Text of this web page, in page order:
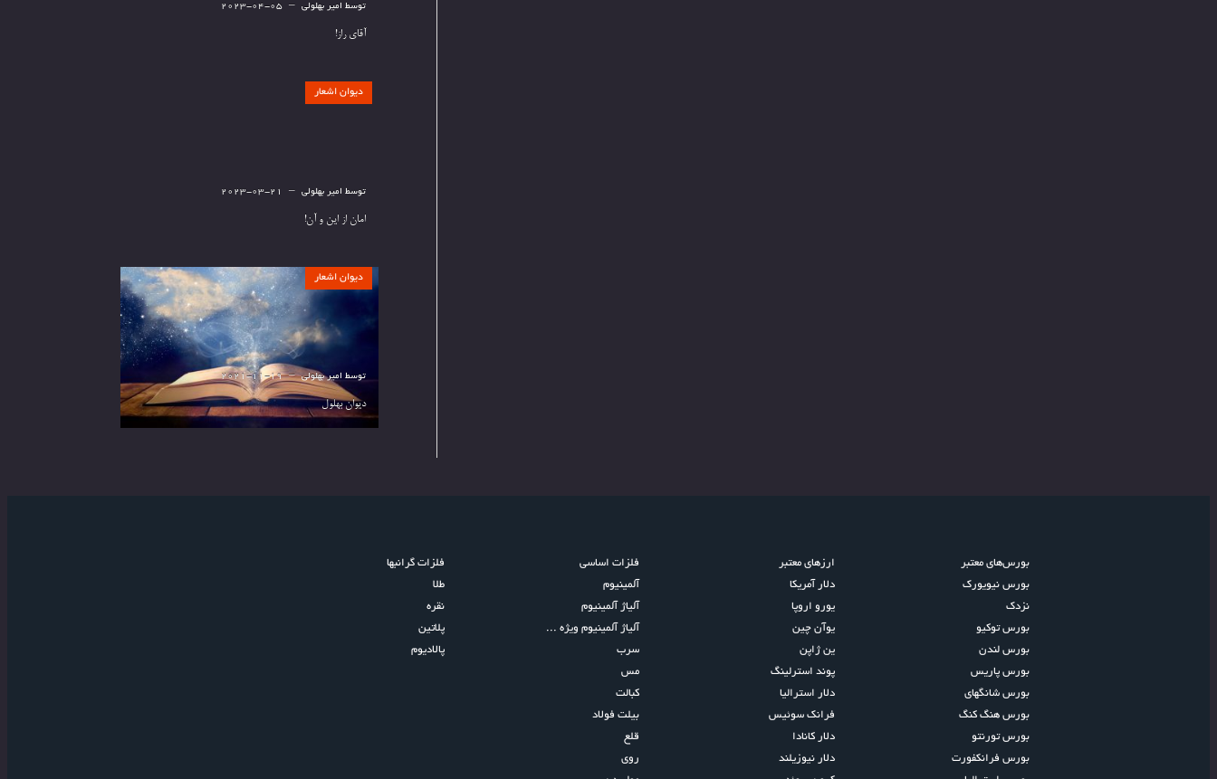
توسط امیر بهلولی 2023-04-05
آقای راز!
دیوان اشعار
توسط امیر بهلولی 2023-03-21
امان از این و آن!
دیوان اشعار
توسط امیر بهلولی 2021-11-19
دیوان بهلول
بورس‌های معتبر
بورس نیویورک
نزدک
بورس توکیو
بورس لندن
بورس پاریس
بورس شانگهای
بورس هنگ کنگ
بورس تورنتو
بورس فرانکفورت
ارزهای معتبر
دلار آمریکا
یورو اروپا
یوآن چین
ین ژاپن
پوند استرلینگ
دلار استرالیا
فرانک سوئیس
دلار کانادا
دلار نیوزیلند
فلزات اساسی
آلمینیوم
آلیاژ آلمینیوم
آلیاژ آلمینیوم ویژه ...
سرب
مس
کبالت
بیلت فولاد
قلع
روی
فلزات گرانبها
طلا
نقره
پلاتین
پالادیوم